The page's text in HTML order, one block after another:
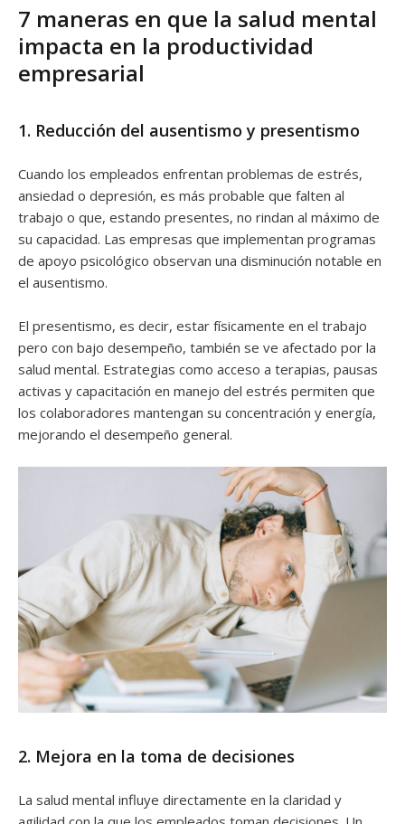
7 maneras en que la salud mental
impacta en la productividad
empresarial
1. Reducción del ausentismo y presentismo
Cuando los empleados enfrentan problemas de estrés,
ansiedad o depresión, es más probable que falten al
trabajo o que, estando presentes, no rindan al máximo de
su capacidad. Las empresas que implementan programas
de apoyo psicológico observan una disminución notable en
el ausentismo.
El presentismo, es decir, estar físicamente en el trabajo
pero con bajo desempeño, también se ve afectado por la
salud mental. Estrategias como acceso a terapias, pausas
activas y capacitación en manejo del estrés permiten que
los colaboradores mantengan su concentración y energía,
mejorando el desempeño general.
2. Mejora en la toma de decisiones
La salud mental influye directamente en la claridad y